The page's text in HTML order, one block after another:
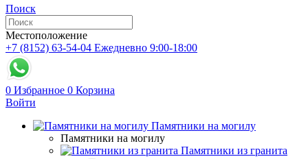
Поиск
Местоположение
+7 (8152) 63-54-04 Ежедневно 9:00-18:00
0 Избранное 0 Корзина
Войти
Памятники на могилу
Памятники на могилу
Памятники из гранита